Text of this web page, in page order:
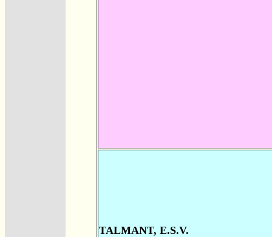
TALMANT, E.S.V.